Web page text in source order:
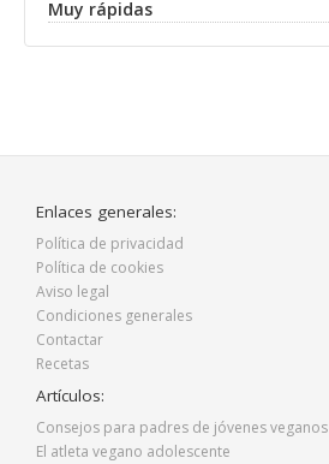
Muy rápidas
Enlaces generales:
Política de privacidad
Política de cookies
Aviso legal
Condiciones generales
Contactar
Recetas
Artículos:
Consejos para padres de jóvenes veganos
El atleta vegano adolescente